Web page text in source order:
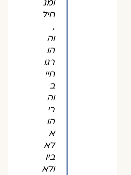
ומנ
חיל
,
וה
הו
רגו
חיי
ב
וה
רי
הו
א
לא
ביו
ולא